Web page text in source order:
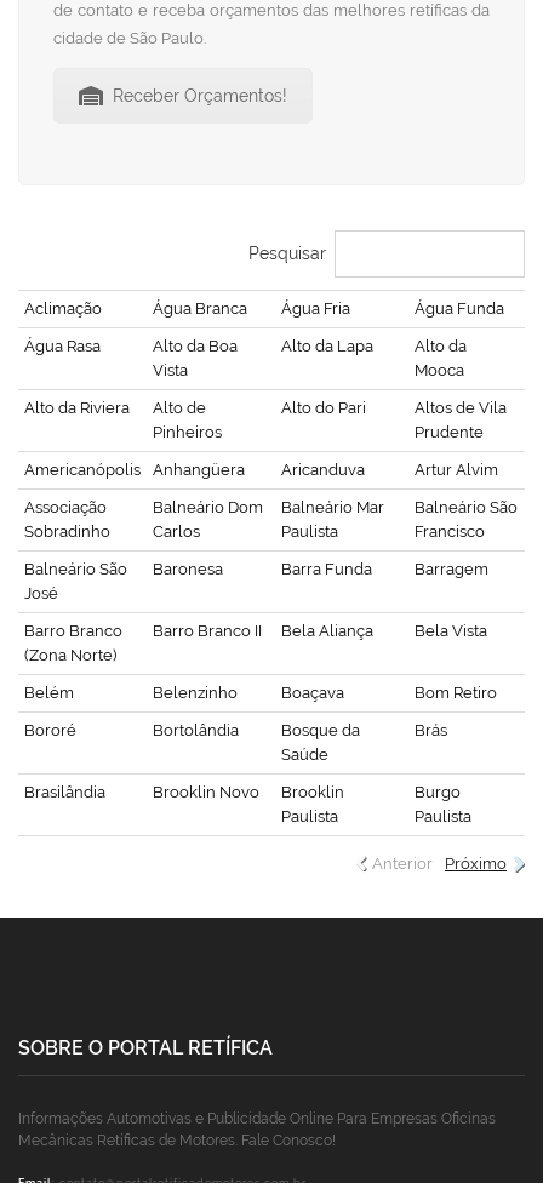
de contato e receba orçamentos das melhores retíficas da
cidade de São Paulo.
Receber Orçamentos!
Pesquisar
Aclimação Água Branca Água Fria Água Funda
Água Rasa
Alto da Boa
Vista
Alto da Lapa
Alto da
Mooca
Alto da Riviera
Alto de
Pinheiros
Alto do Pari
Altos de Vila
Prudente
Americanópolis Anhangüera Aricanduva Artur Alvim
Associação
Sobradinho
Balneário Dom
Carlos
Balneário Mar
Paulista
Balneário São
Francisco
Balneário São
José
Baronesa Barra Funda Barragem
Barro Branco
(Zona Norte)
Barro Branco II Bela Aliança Bela Vista
Belém Belenzinho Boaçava Bom Retiro
Bororé Bortolândia
Bosque da
Saúde
Brás
Brasilândia Brooklin Novo
Brooklin
Paulista
Burgo
Paulista
Anterior Próximo
SOBRE O PORTAL RETÍFICA
Informações Automotivas e Publicidade Online Para Empresas Oficinas
Mecânicas Retíficas de Motores. Fale Conosco!